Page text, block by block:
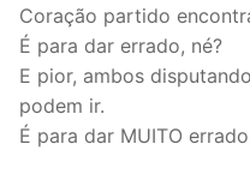
Coração partido
É para dar errado, né?
E pior, ambos
podem ir.
É para dar MUITO